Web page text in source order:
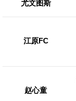
尤文图斯
江原FC
赵心童